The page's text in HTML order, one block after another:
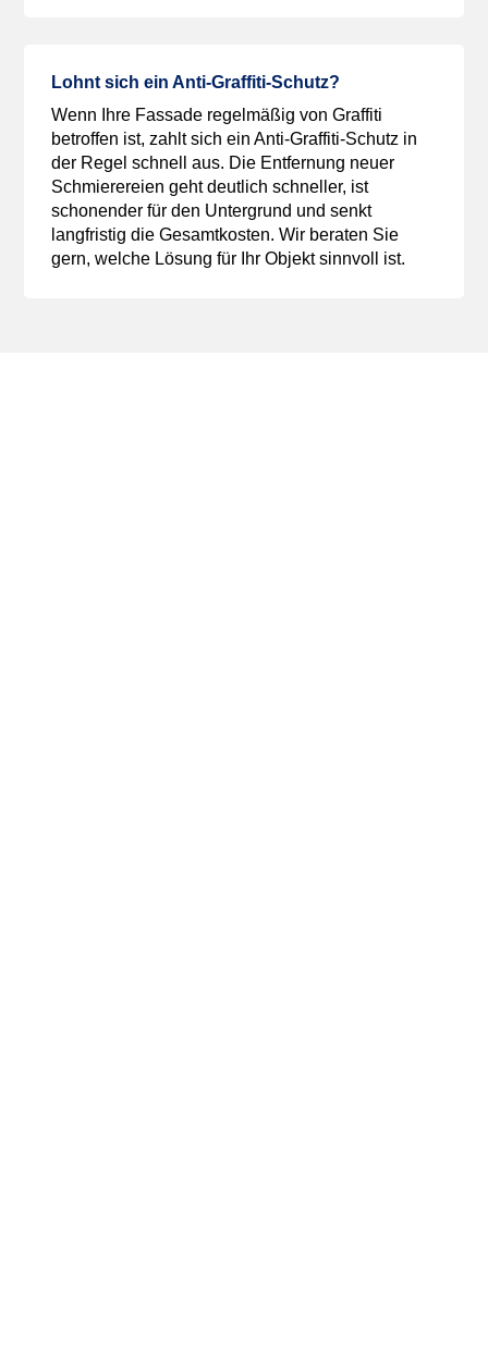
Lohnt sich ein Anti-Graffiti-Schutz?
Wenn Ihre Fassade regelmäßig von Graffiti
betroffen ist, zahlt sich ein Anti-Graffiti-Schutz in
der Regel schnell aus. Die Entfernung neuer
Schmierereien geht deutlich schneller, ist
schonender für den Untergrund und senkt
langfristig die Gesamtkosten. Wir beraten Sie
gern, welche Lösung für Ihr Objekt sinnvoll ist.